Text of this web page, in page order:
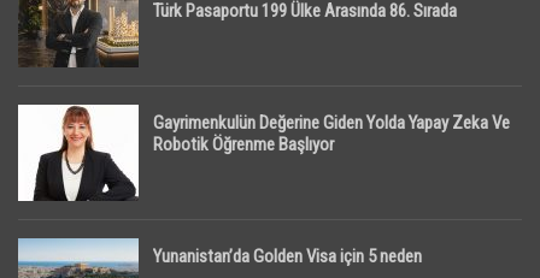
Türk Pasaportu 199 Ülke Arasında 86. Sırada
Gayrimenkulün Değerine Giden Yolda Yapay Zeka Ve
Robotik Öğrenme Başlıyor
Yunanistan’da Golden Visa için 5 neden